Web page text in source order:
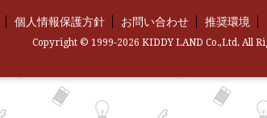
個人情報保護方針 お問い合わせ 推奨環境
Copyright © 1999-2026 KIDDY LAND Co.,Ltd. All